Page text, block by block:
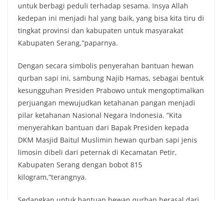
untuk berbagi peduli terhadap sesama. Insya Allah
kedepan ini menjadi hal yang baik, yang bisa kita tiru di
tingkat provinsi dan kabupaten untuk masyarakat
Kabupaten Serang,”paparnya.
Dengan secara simbolis penyerahan bantuan hewan
qurban sapi ini, sambung Najib Hamas, sebagai bentuk
kesungguhan Presiden Prabowo untuk mengoptimalkan
perjuangan mewujudkan ketahanan pangan menjadi
pilar ketahanan Nasional Negara Indonesia. ”Kita
menyerahkan bantuan dari Bapak Presiden kepada
DKM Masjid Baitul Muslimin hewan qurban sapi jenis
limosin dibeli dari peternak di Kecamatan Petir,
Kabupaten Serang dengan bobot 815
kilogram,”terangnya.